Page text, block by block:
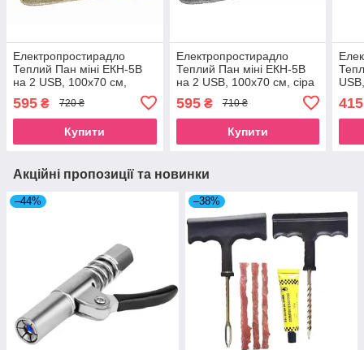
Електропростирадло
Теплий Пан міні ЕКН-5В
на 2 USB, 100х70 см,
595 ₴ 720 ₴
Купити
Електропростирадло
Теплий Пан міні ЕКН-5В
на 2 USB, 100х70 см, сіра
595₴ 710 ₴
Купити
415
Акційні пропозиції та новинки
–44% –38%